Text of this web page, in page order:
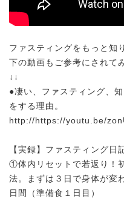
ファスティングをもっと知
下の動画もご参考にされて
↓↓
●凄い、ファスティング、
をする理由。
http://https://youtu.be/
【実録】ファスティング日
①体内リセットで若返り！
法。まずは３日で身体が変
日間（準備食１日目）